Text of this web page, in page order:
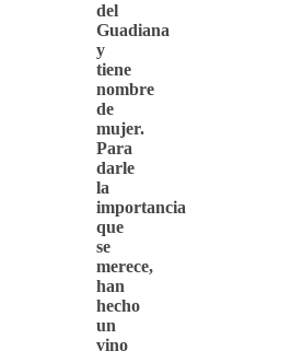
del
Guadiana
y
tiene
nombre
de
mujer.
Para
darle
la
importancia
que
se
merece,
han
hecho
un
vino